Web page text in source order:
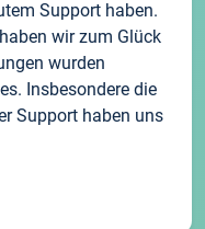
Support haben.
wir zum Glück
wurden
Insbesondere die
Support haben uns